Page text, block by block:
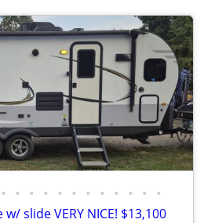
• • • • • • • • • • • •
slide VERY NICE! $13,100